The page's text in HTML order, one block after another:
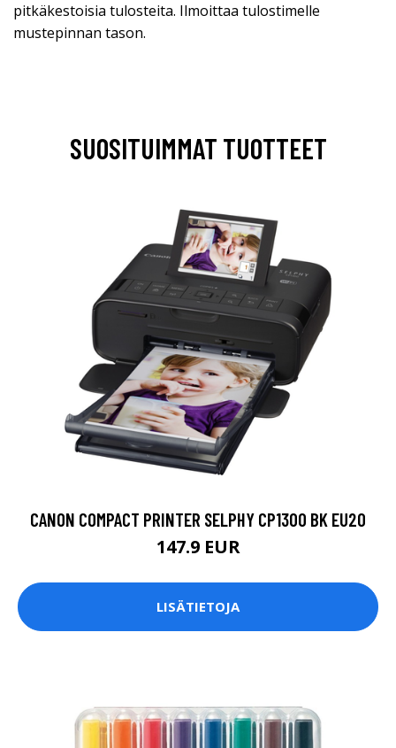
pitkäkestoisia tulosteita. Ilmoittaa tulostimelle
mustepinnan tason.
SUOSITUIMMAT TUOTTEET
CANON COMPACT PRINTER SELPHY CP1300 BK EU20
147.9 EUR
LISÄTIETOJA